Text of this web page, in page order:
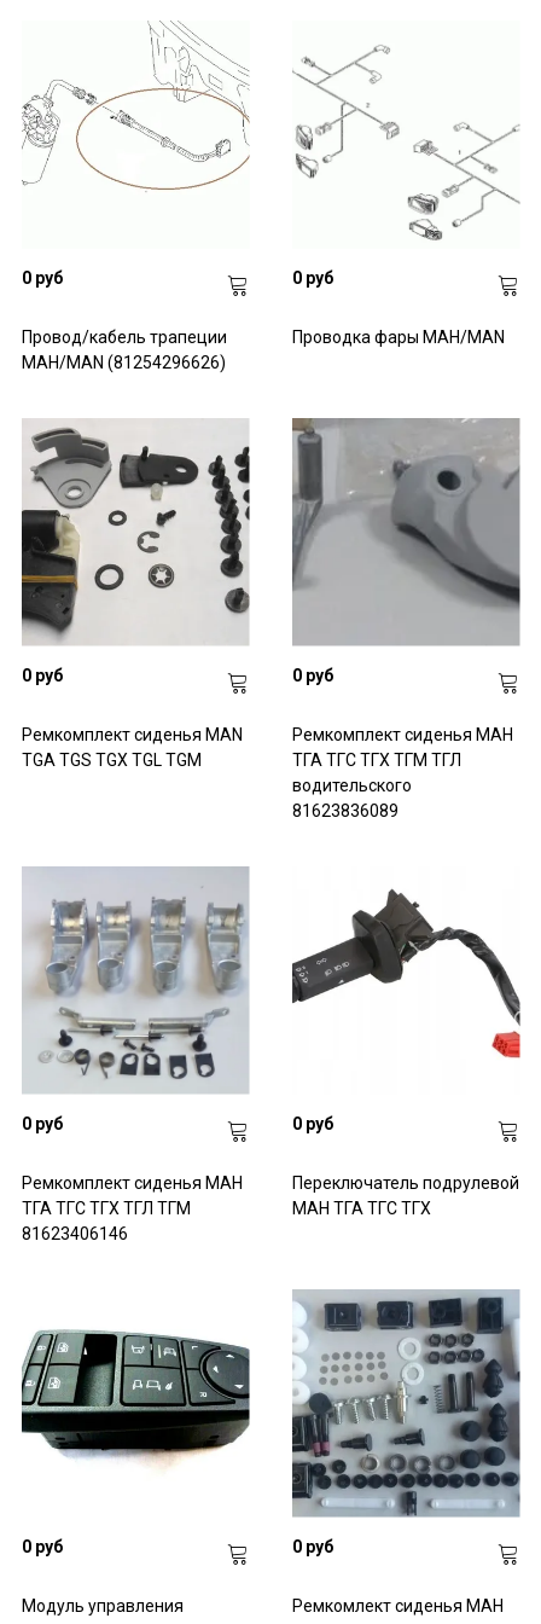
0 руб
Провод/кабель трапеции
МАН/MAN (81254296626)
0 руб
Проводка фары МАН/MAN
0 руб
Ремкомплект сиденья MAN
TGA TGS TGX TGL TGM
0 руб
Ремкомплект сиденья МАН
ТГА ТГС ТГХ ТГМ ТГЛ
водительского
81623836089
0 руб
Ремкомплект сиденья МАН
ТГА ТГС ТГХ ТГЛ ТГМ
81623406146
0 руб
Переключатель подрулевой
МАН ТГА ТГС ТГХ
0 руб
Модуль управления
0 руб
Ремкомлект сиденья МАН